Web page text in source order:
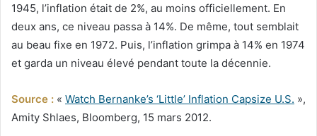
1945, l’inflation était de 2%, au moins officiellement. En
deux ans, ce niveau passa à 14%. De même, tout semblait
au beau fixe en 1972. Puis, l’inflation grimpa à 14% en 1974
et garda un niveau élevé pendant toute la décennie.
Source : « Watch Bernanke’s ‘Little’ Inflation Capsize U.S. »,
Amity Shlaes, Bloomberg, 15 mars 2012.